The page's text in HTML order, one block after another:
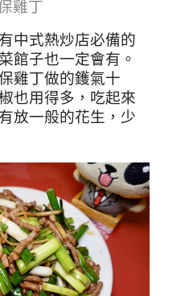
雞丁
中式熱炒店必備的
館子也一定會有。
雞丁做的鑊氣十
也用得多，吃起來
放一般的花生，少